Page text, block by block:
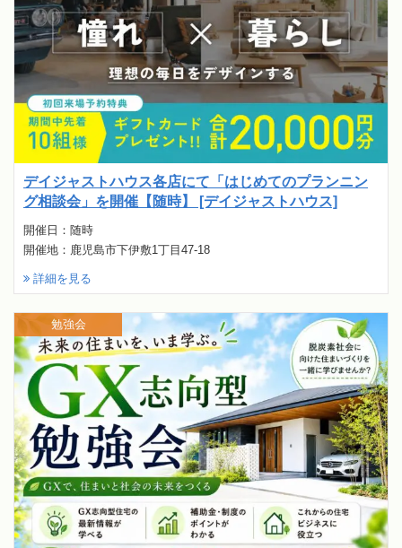
デイジャストハウス各店にて「はじめてのプランニン
グ相談会」を開催【随時】 [デイジャストハウス]
開催日：随時
開催地：鹿児島市下伊敷1丁目47-18
詳細を見る
勉強会